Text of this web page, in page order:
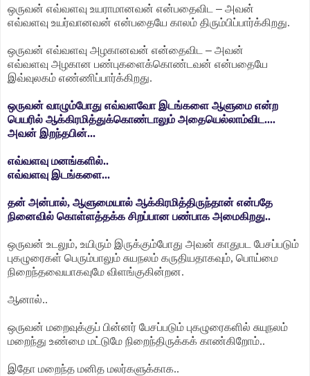
ஒருவன் எவ்வளவு உயராமானவன் என்பதைவிட – அவன்
எவ்வளவு உயர்வானவன் என்பதையே காலம் திரும்பிப்பார்க்கிறது.
ஒருவன் எவ்வளவு அழகானவன் என்தைவிட – அவன்
எவ்வளவு அழகான பண்புகளைக்கொண்டவன் என்பதையே
இவ்வுலகம் எண்ணிப்பார்க்கிறது.
ஒருவன் வாழும்போது எவ்வளவோ இடங்களை ஆளுமை என்ற
பெயரில் ஆக்கிரமித்துக்கொண்டாலும் அதையெல்லாம்விட....
அவன் இறந்தபின்...
எவ்வளவு மனங்களில்..
எவ்வளவு இடங்களை...
தன் அன்பால், ஆளுமையால் ஆக்கிரமித்திருந்தான் என்பதே
நினைவில் கொள்ளத்தக்க சிறப்பான பண்பாக அமைகிறது..
ஒருவன் உடலும், உயிரும் இருக்கும்போது அவன் காதுபட பேசப்படும்
புகழுரைகள் பெரும்பாலும் சுயநலம் கருதியதாகவும், பொய்மை
நிறைந்தவையாகவுமே விளங்குகின்றன.
ஆனால்..
ஒருவன் மறைவுக்குப் பின்னர் பேசப்படும் புகழுரைகளில் சுயுநலம்
மறைந்து உண்மை மட்டுமே நிறைந்திருக்கக் காண்கிறோம்..
இதோ மறைந்த மனித மலர்களுக்காக..